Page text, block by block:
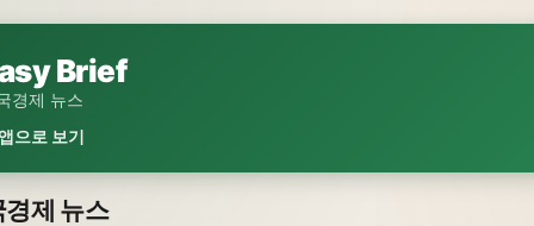
Brief
경제 뉴스
으로 보기
제 뉴스